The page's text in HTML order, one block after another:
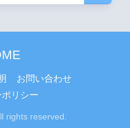
お問い合わせ
リシー
rights reserved.